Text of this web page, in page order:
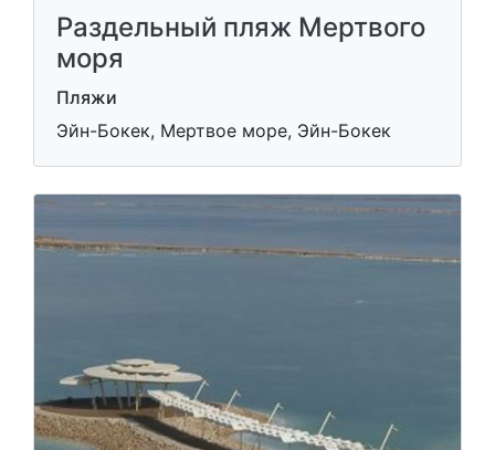
Раздельный пляж Мертвого
моря
Пляжи
Эйн-Бокек, Мертвое море, Эйн-Бокек